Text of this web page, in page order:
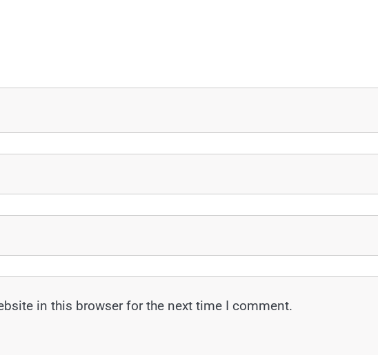
in this browser for the next time I comment.